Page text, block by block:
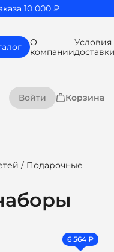
10 000 ₽
О
компании
Условия
Войти Корзина
/ Подарочные
6 564 ₽